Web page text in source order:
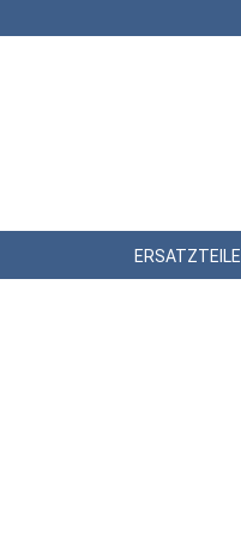
ERSATZTEILE